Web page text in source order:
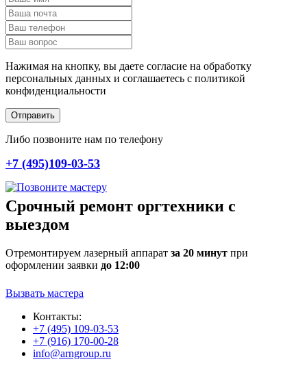
Нажимая на кнопку, вы даете согласие на обработку
персональных данных и соглашаетесь c политикой
конфиденциальности
Отправить
Либо позвоните нам по телефону
+7 (495)109-03-53
Срочный ремонт оргтехники с
выездом
Отремонтируем лазерный аппарат за 20 минут при
оформлении заявки до 12:00
Вызвать мастера
Контакты:
+7 (495) 109-03-53
+7 (916) 170-00-28
info@arngroup.ru